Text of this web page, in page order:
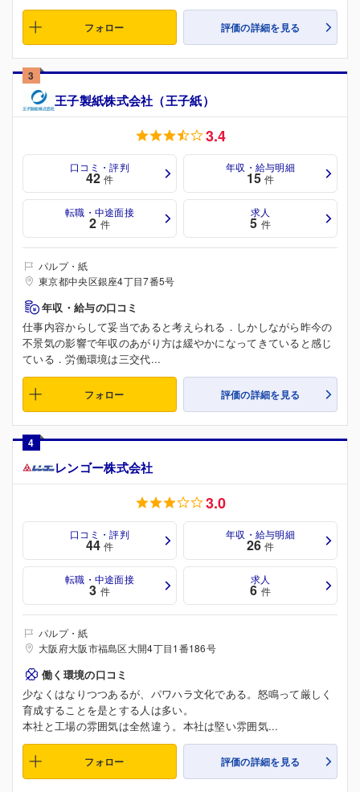
フォロー 評価の詳細を見る
3
王子製紙株式会社（王子紙）
3.4
口コミ・評判
42 件
年収・給与明細
15 件
転職・中途面接
2 件
求人
5 件
パルプ・紙
東京都中央区銀座4丁目7番5号
年収・給与の口コミ
仕事内容からして妥当であると考えられる．しかしながら昨今の
不景気の影響で年収のあがり方は緩やかになってきていると感じ
ている．労働環境は三交代...
フォロー 評価の詳細を見る
4
レンゴー株式会社
3.0
口コミ・評判
44 件
年収・給与明細
26 件
転職・中途面接
3 件
求人
6 件
パルプ・紙
大阪府大阪市福島区大開4丁目1番186号
働く環境の口コミ
少なくはなりつつあるが、パワハラ文化である。怒鳴って厳しく
育成することを是とする人は多い。
本社と工場の雰囲気は全然違う。本社は堅い雰囲気...
フォロー 評価の詳細を見る